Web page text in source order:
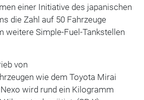
einer Initiative des japanischen
die Zahl auf 50 Fahrzeuge
weitere Simple-Fuel-Tankstellen
von
wie dem Toyota Mirai
Nexo wird rund ein Kilogramm